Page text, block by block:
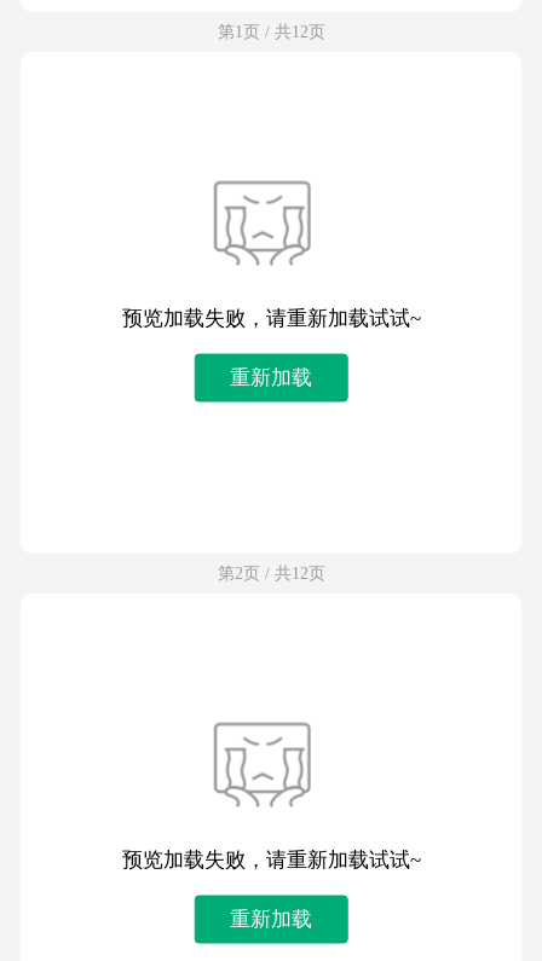
第1页 / 共12页
预览加载失败，请重新加载试试~
重新加载
第2页 / 共12页
预览加载失败，请重新加载试试~
重新加载